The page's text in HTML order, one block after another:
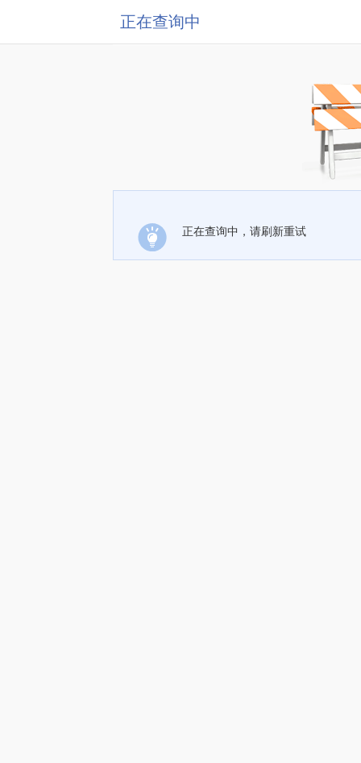
正在查询中
正在查询中，请刷新重试